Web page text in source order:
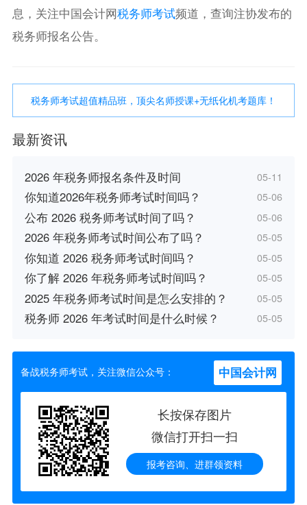
息，关注中国会计网税务师考试频道，查询注协发布的
税务师报名公告。
税务师考试超值精品班，顶尖名师授课+无纸化机考题库！
最新资讯
2026 年税务师报名条件及时间 05-11
你知道2026年税务师考试时间吗？ 05-06
公布 2026 税务师考试时间了吗？ 05-06
2026 年税务师考试时间公布了吗？ 05-05
你知道 2026 税务师考试时间吗？ 05-05
你了解 2026 年税务师考试时间吗？ 05-05
2025 年税务师考试时间是怎么安排的？ 05-05
税务师 2026 年考试时间是什么时候？ 05-05
备战税务师考试，关注微信公众号： 中国会计网
长按保存图片
微信打开扫一扫
报考咨询、进群领资料